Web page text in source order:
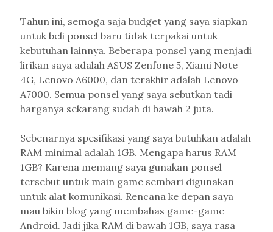
Tahun ini, semoga saja budget yang saya siapkan
untuk beli ponsel baru tidak terpakai untuk
kebutuhan lainnya. Beberapa ponsel yang menjadi
lirikan saya adalah ASUS Zenfone 5, Xiami Note
4G, Lenovo A6000, dan terakhir adalah Lenovo
A7000. Semua ponsel yang saya sebutkan tadi
harganya sekarang sudah di bawah 2 juta.
Sebenarnya spesifikasi yang saya butuhkan adalah
RAM minimal adalah 1GB. Mengapa harus RAM
1GB? Karena memang saya gunakan ponsel
tersebut untuk main game sembari digunakan
untuk alat komunikasi. Rencana ke depan saya
mau bikin blog yang membahas game-game
Android. Jadi jika RAM di bawah 1GB, saya rasa